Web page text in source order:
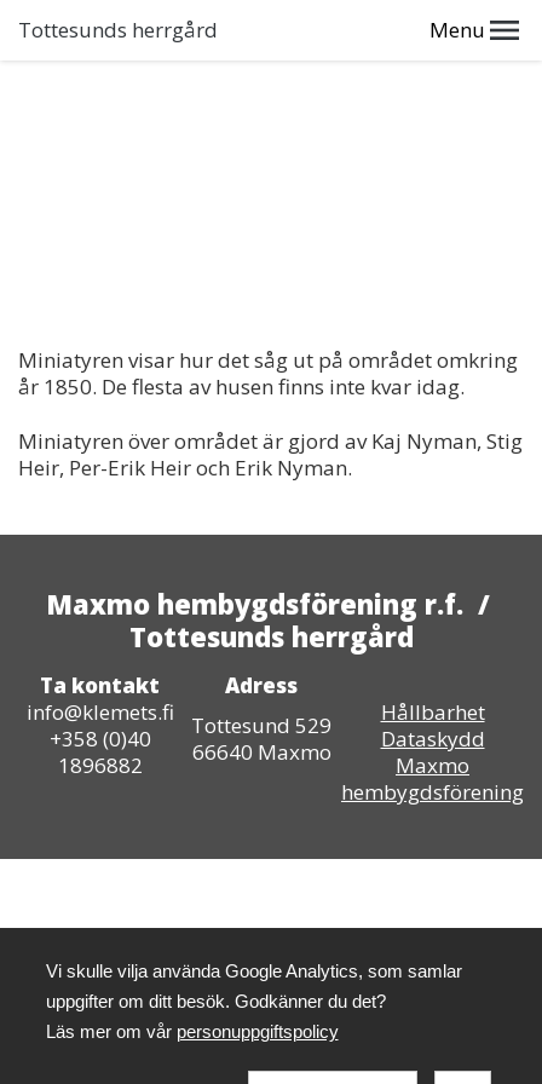
Tottesunds herrgård Menu
Miniatyren visar hur det såg ut på området omkring
år 1850. De flesta av husen finns inte kvar idag.
Miniatyren över området är gjord av Kaj Nyman, Stig
Heir, Per-Erik Heir och Erik Nyman.
Maxmo hembygdsförening r.f. /
Tottesunds herrgård
Ta kontakt
Adress
info@klemets.fi
+358 (0)40
1896882
Tottesund 529
66640 Maxmo
Hållbarhet
Dataskydd
Maxmo
hembygdsförening
Vi skulle vilja använda Google Analytics, som samlar
uppgifter om ditt besök. Godkänner du det?
Läs mer om vår personuppgiftspolicy